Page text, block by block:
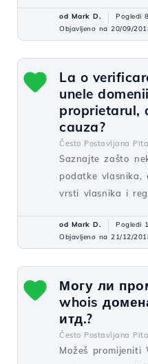
od Mark D. Pogledi
Objavljeno na 20/09/
La o
unele
proprietarul,
cauza?
Često Postavljana
Saznajte zašto
podatke vlasnika,
vrsti vlasnika i
od Mark D. Pogledi
Objavljeno na 21/12/
Могу ли
whois
итд.?
Često Postavljana
Možeš promijeniti